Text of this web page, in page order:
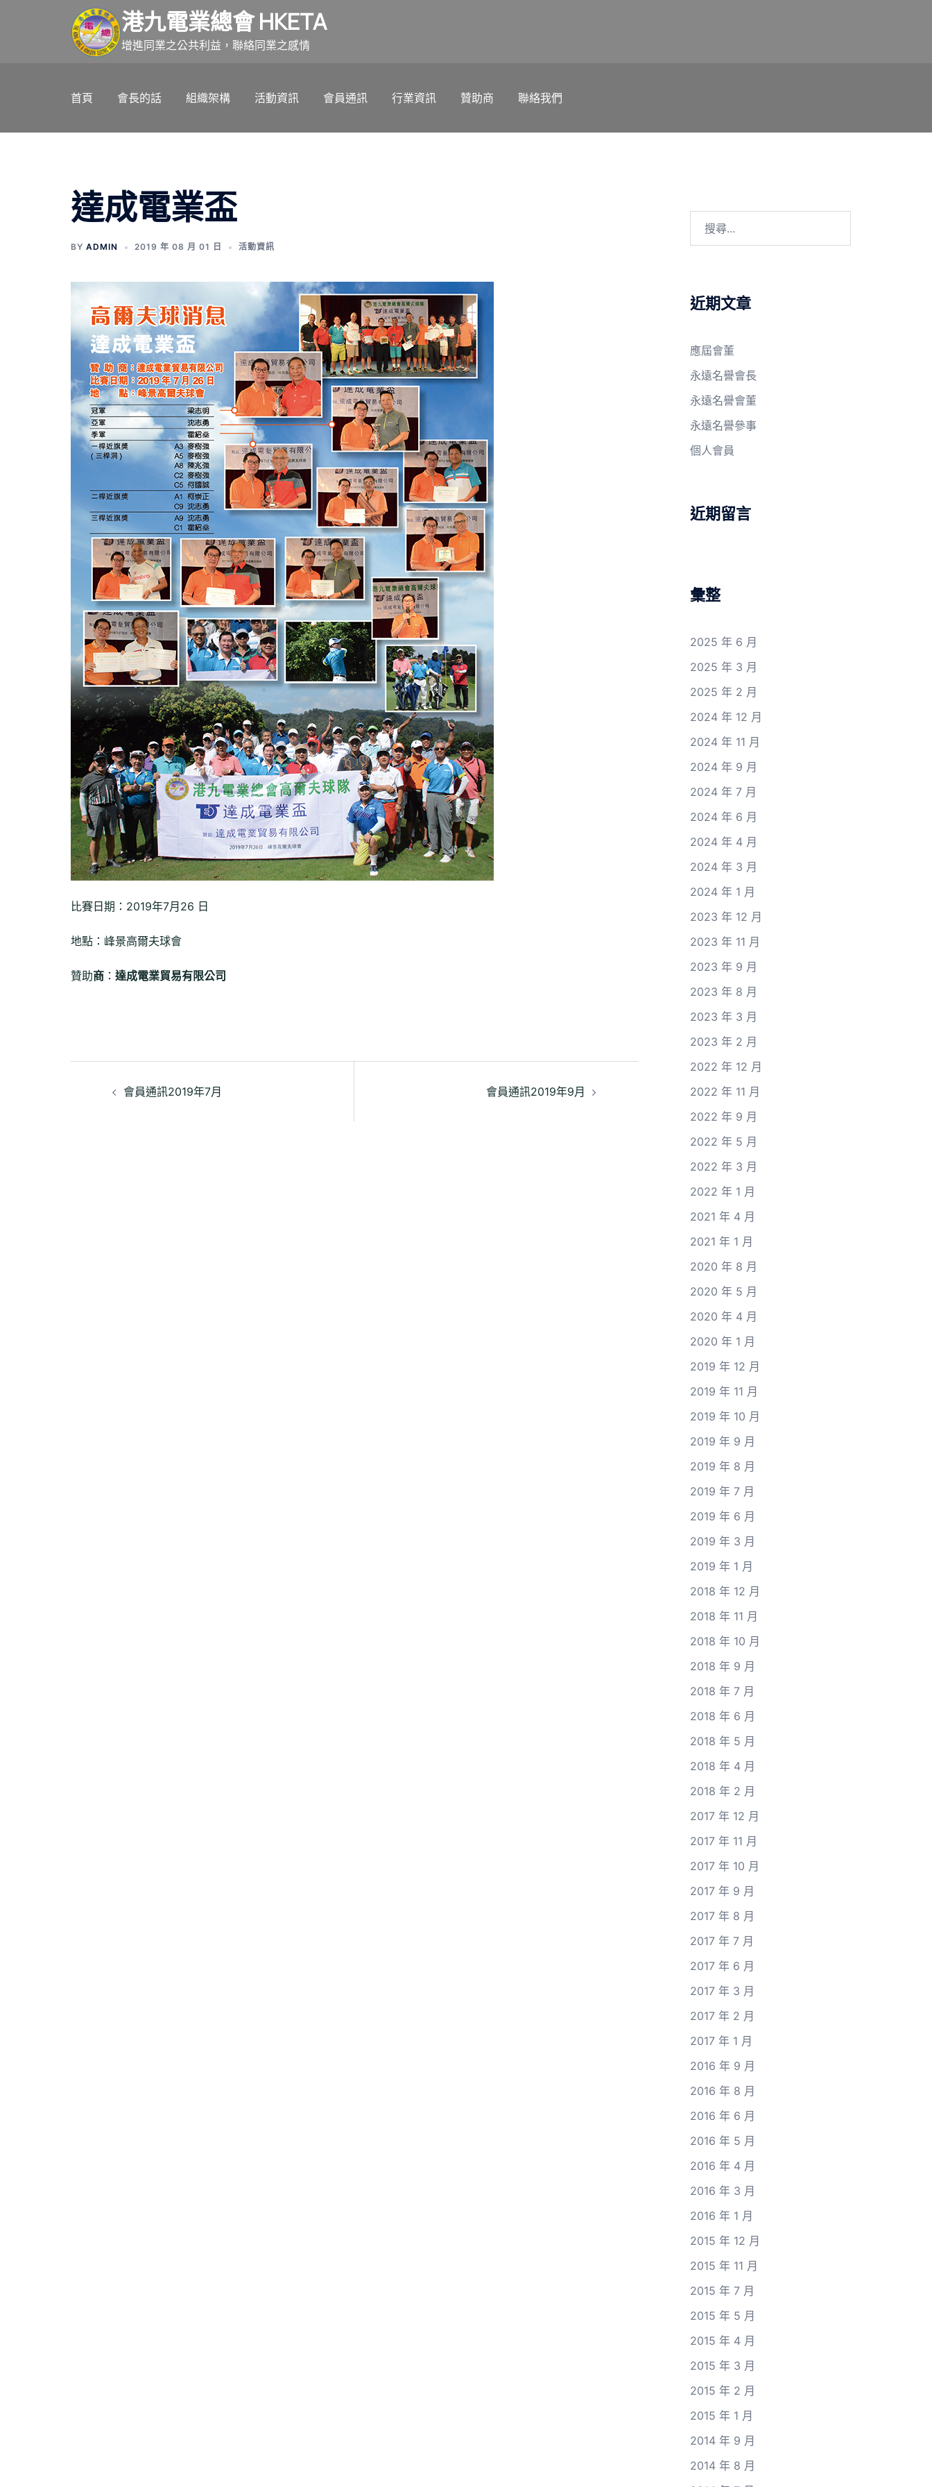
港九電業總會 HKETA
增進同業之公共利益，聯絡同業之感情
首頁 會長的話 組織架構 活動資訊 會員通訊 行業資訊 贊助商 聯絡我們
達成電業盃
BY ADMIN 2019 年 08 月 01 日 活動資訊
比賽日期：2019年7月26 日
地點：峰景高爾夫球會
贊助商 ： 達成電業貿易有限公司
文 會員通訊2019年7月 會員通訊2019年9月
字:
近期文章
應屆會董
永遠名譽會長
永遠名譽會董
永遠名譽參事
個人會員
近期留言
彙整
2025 年 6 月
2025 年 3 月
2025 年 2 月
2024 年 12 月
2024 年 11 月
2024 年 9 月
2024 年 7 月
2024 年 6 月
2024 年 4 月
2024 年 3 月
2024 年 1 月
2023 年 12 月
2023 年 11 月
2023 年 9 月
2023 年 8 月
2023 年 3 月
2023 年 2 月
2022 年 12 月
2022 年 11 月
2022 年 9 月
2022 年 5 月
2022 年 3 月
2022 年 1 月
2021 年 4 月
2021 年 1 月
2020 年 8 月
2020 年 5 月
2020 年 4 月
2020 年 1 月
2019 年 12 月
2019 年 11 月
2019 年 10 月
2019 年 9 月
2019 年 8 月
2019 年 7 月
2019 年 6 月
2019 年 3 月
2019 年 1 月
2018 年 12 月
2018 年 11 月
2018 年 10 月
2018 年 9 月
2018 年 7 月
2018 年 6 月
2018 年 5 月
2018 年 4 月
2018 年 2 月
2017 年 12 月
2017 年 11 月
2017 年 10 月
2017 年 9 月
2017 年 8 月
2017 年 7 月
2017 年 6 月
2017 年 3 月
2017 年 2 月
2017 年 1 月
2016 年 9 月
2016 年 8 月
2016 年 6 月
2016 年 5 月
2016 年 4 月
2016 年 3 月
2016 年 1 月
2015 年 12 月
2015 年 11 月
2015 年 7 月
2015 年 5 月
2015 年 4 月
2015 年 3 月
2015 年 2 月
2015 年 1 月
2014 年 9 月
2014 年 8 月